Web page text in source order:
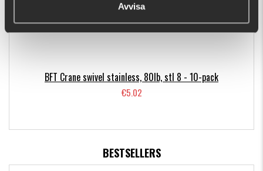
Avvisa
BFT Crane swivel stainless, 80lb, stl 8 - 10-pack
€5.02
BESTSELLERS